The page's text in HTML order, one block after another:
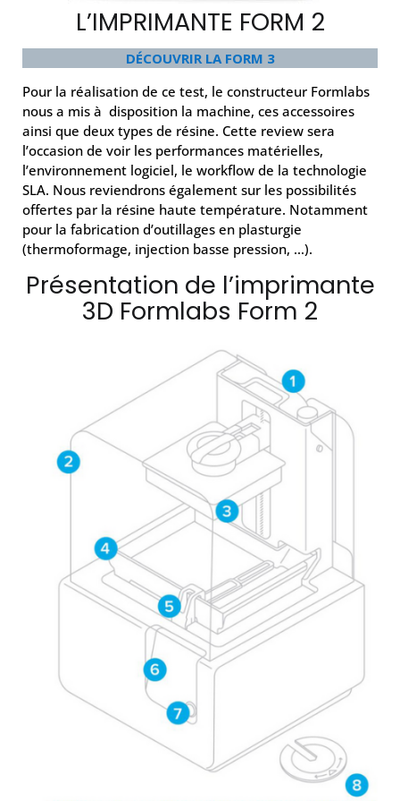
L’IMPRIMANTE FORM 2
DÉCOUVRIR LA FORM 3
Pour la réalisation de ce test, le constructeur Formlabs
nous a mis à disposition la machine, ces accessoires
ainsi que deux types de résine. Cette review sera
l’occasion de voir les performances matérielles,
l’environnement logiciel, le workflow de la technologie
SLA. Nous reviendrons également sur les possibilités
offertes par la résine haute température. Notamment
pour la fabrication d’outillages en plasturgie
(thermoformage, injection basse pression, …).
Présentation de l’imprimante
3D Formlabs Form 2